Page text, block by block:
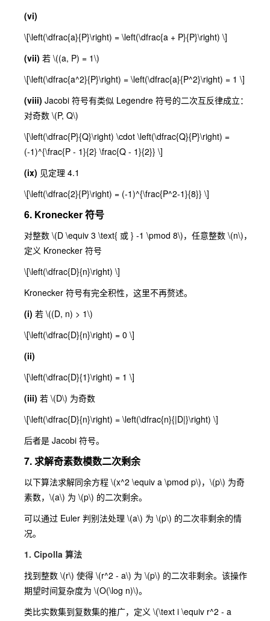
(vi)
\[\left(\dfrac{a}{P}\right) = \left(\dfrac{a + P}{P}\right) \]
(vii) 若 \((a, P) = 1\)
\[\left(\dfrac{a^2}{P}\right) = \left(\dfrac{a}{P^2}\right) = 1 \]
(viii) Jacobi 符号有类似 Legendre 符号的二次互反律成立：
对奇数 \(P, Q\)
\[\left(\dfrac{P}{Q}\right) \cdot \left(\dfrac{Q}{P}\right) =
(-1)^{\frac{P - 1}{2} \frac{Q - 1}{2}} \]
(ix) 见定理 4.1
\[\left(\dfrac{2}{P}\right) = (-1)^{\frac{P^2-1}{8}} \]
6. Kronecker 符号
对整数 \(D \equiv 3 \text{ 或 } -1 \pmod 8\)，任意整数 \(n\)，
定义 Kronecker 符号
\[\left(\dfrac{D}{n}\right) \]
Kronecker 符号有完全积性，这里不再赘述。
(i) 若 \((D, n) > 1\)
\[\left(\dfrac{D}{n}\right) = 0 \]
(ii)
\[\left(\dfrac{D}{1}\right) = 1 \]
(iii) 若 \(D\) 为奇数
\[\left(\dfrac{D}{n}\right) = \left(\dfrac{n}{|D|}\right) \]
后者是 Jacobi 符号。
7. 求解奇素数模数二次剩余
以下算法求解同余方程 \(x^2 \equiv a \pmod p\)， \(p\) 为奇
素数， \(a\) 为 \(p\) 的二次剩余。
可以通过 Euler 判别法处理 \(a\) 为 \(p\) 的二次非剩余的情
况。
1. Cipolla 算法
找到整数 \(r\) 使得 \(r^2 - a\) 为 \(p\) 的二次非剩余。该操作
期望时间复杂度为 \(O(\log n)\)。
类比实数集到复数集的推广，定义 \(\text i \equiv r^2 - a